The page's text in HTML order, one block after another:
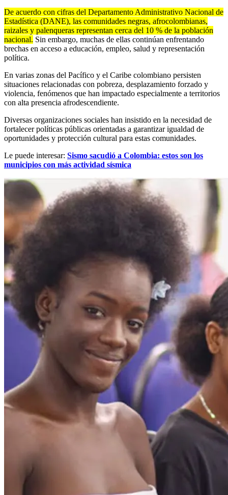
De acuerdo con cifras del Departamento Administrativo Nacional de
Estadística (DANE), las comunidades negras, afrocolombianas,
raizales y palenqueras representan cerca del 10 % de la población
nacional. Sin embargo, muchas de ellas continúan enfrentando
brechas en acceso a educación, empleo, salud y representación
política.
En varias zonas del Pacífico y el Caribe colombiano persisten
situaciones relacionadas con pobreza, desplazamiento forzado y
violencia, fenómenos que han impactado especialmente a territorios
con alta presencia afrodescendiente.
Diversas organizaciones sociales han insistido en la necesidad de
fortalecer políticas públicas orientadas a garantizar igualdad de
oportunidades y protección cultural para estas comunidades.
Le puede interesar: Sismo sacudió a Colombia: estos son los
municipios con más actividad sísmica